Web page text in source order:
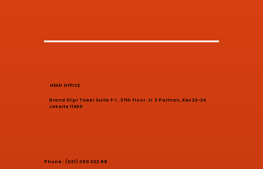
HEAD OFFICE
Grand Slipi Tower Suite F-I , 37th Floor. Jl. S Parman, Kav 22-24
Jakarta 11480
Phone : (021) 290 222 66